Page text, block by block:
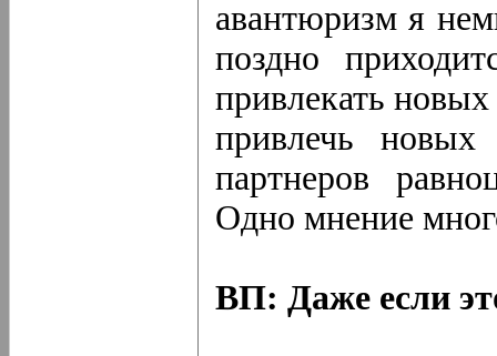
авантюризм я
поздно
привлекать
привлечь
партнеров
Одно мнение
ВП: Даже если